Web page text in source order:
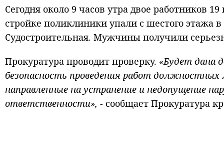
Сегодня около 9 часов утра двое работников
стройке поликлиники упали с шестого этажа
Судостроительная. Мужчины получили
Прокуратура проводит проверку. «Будет дана
безопасность проведения работ
направленные на устранение и недопущение
ответственности», - сообщает Прокуратура